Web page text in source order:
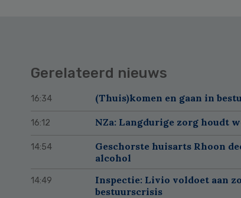
Gerelateerd nieuws
16:34 (Thuis)komen en gaan in
16:12 NZa: Langdurige zorg houdt
14:54
Geschorste huisarts Rhoon
alcohol
14:49
Inspectie: Livio voldoet aan
bestuurscrisis